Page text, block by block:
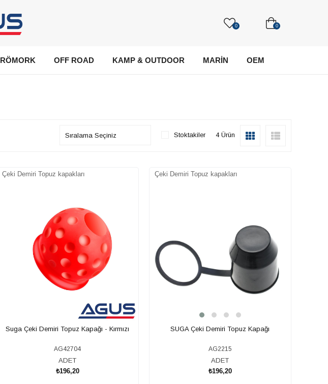
0 0
RÖMORK OFF ROAD KAMP & OUTDOOR MARİN OEM
Stoktakiler 4 Ürün
Çeki Demiri Topuz kapakları
Suga Çeki Demiri Topuz Kapağı - Kırmızı
AG42704
ADET
₺196,20
Çeki Demiri Topuz kapakları
SUGA Çeki Demiri Topuz Kapağı
AG2215
ADET
₺196,20